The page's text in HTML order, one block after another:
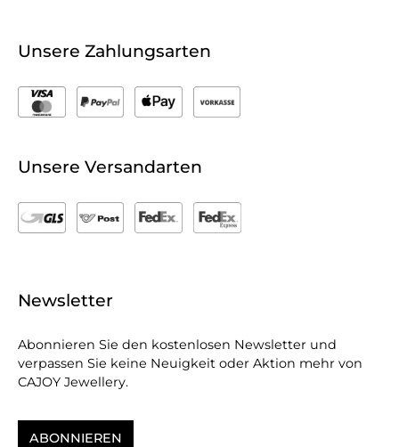
Unsere Zahlungsarten
Unsere Versandarten
Newsletter
Abonnieren Sie den kostenlosen Newsletter und
verpassen Sie keine Neuigkeit oder Aktion mehr von
CAJOY Jewellery.
ABONNIEREN